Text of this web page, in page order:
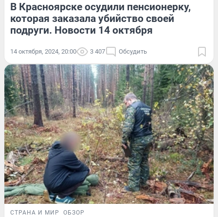
В Красноярске осудили пенсионерку,
которая заказала убийство своей
подруги. Новости 14 октября
14 октября, 2024, 20:00 3 407 Обсудить
СТРАНА И МИР ОБЗОР